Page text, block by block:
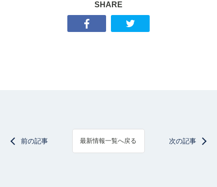
SHARE
前の記事 最新情報一覧へ戻る 次の記事